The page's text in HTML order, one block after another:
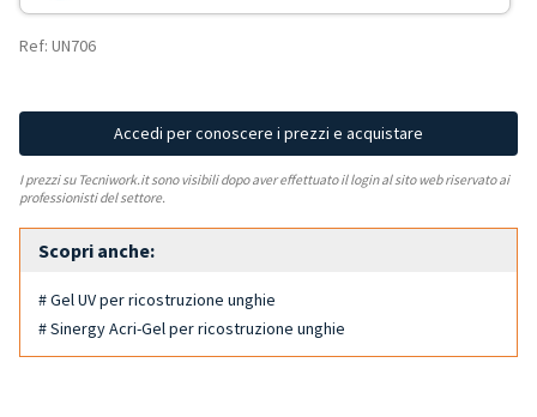
Ref: UN706
Accedi per conoscere i prezzi e acquistare
I prezzi su Tecniwork.it sono visibili dopo aver effettuato il login al sito web riservato ai
professionisti del settore.
Scopri anche:
# Gel UV per ricostruzione unghie
# Sinergy Acri-Gel per ricostruzione unghie